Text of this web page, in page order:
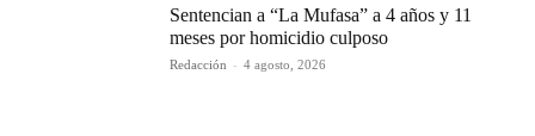
Sentencian a “La Mufasa” a 4 años y 11
meses por homicidio culposo
Redacción - 4 agosto, 2026